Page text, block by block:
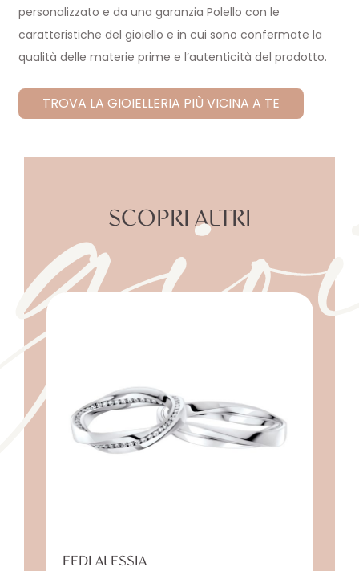
personalizzato e da una garanzia Polello con le
caratteristiche del gioiello e in cui sono confermate la
qualità delle materie prime e l’autenticità del prodotto.
TROVA LA GIOIELLERIA PIÙ VICINA A TE
SCOPRI ALTRI
FEDI ALESSIA